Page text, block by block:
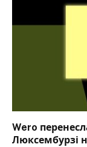
Wero
Люксембурзі